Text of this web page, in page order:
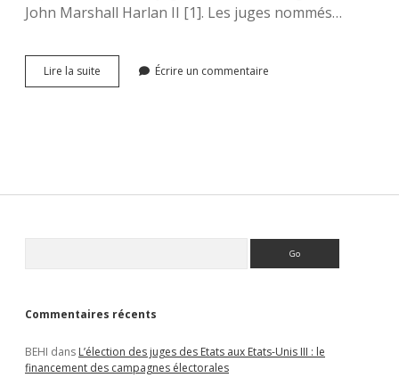
John Marshall Harlan II [1]. Les juges nommés…
Lire la suite
Roe
(IV)
à
Etats-
Unis
Écrire un commentaire
Commentaires récents
BEHI dans L’élection des juges des Etats aux Etats-Unis III : le
financement des campagnes électorales